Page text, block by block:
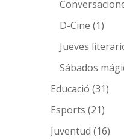
D-Cine (1)
Jueves
Sábados
Educació (31)
Esports (21)
Juventud (16)